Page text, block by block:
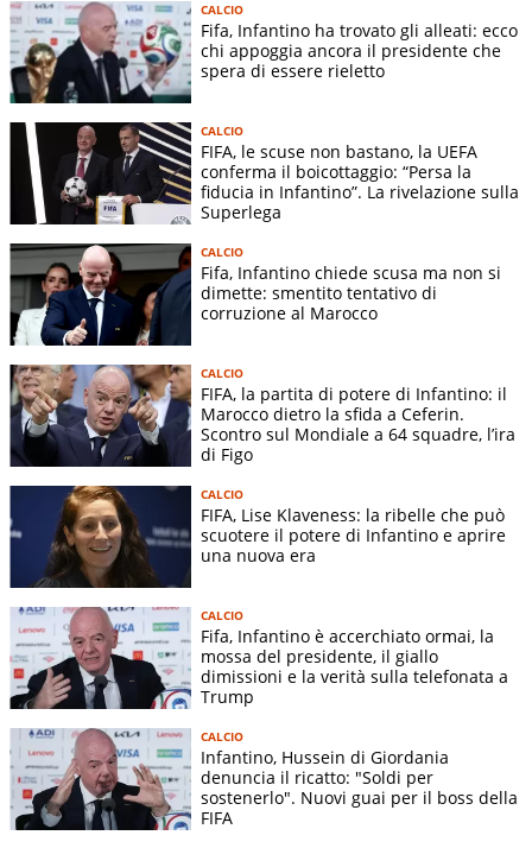
CALCIO
Fifa, Infantino ha trovato gli alleati: ecco
chi appoggia ancora il presidente che
spera di essere rieletto
CALCIO
FIFA, le scuse non bastano, la UEFA
conferma il boicottaggio: “Persa la
fiducia in Infantino”. La rivelazione sulla
Superlega
CALCIO
Fifa, Infantino chiede scusa ma non si
dimette: smentito tentativo di
corruzione al Marocco
CALCIO
FIFA, la partita di potere di Infantino: il
Marocco dietro la sfida a Ceferin.
Scontro sul Mondiale a 64 squadre, l’ira
di Figo
CALCIO
FIFA, Lise Klaveness: la ribelle che può
scuotere il potere di Infantino e aprire
una nuova era
CALCIO
Fifa, Infantino è accerchiato ormai, la
mossa del presidente, il giallo
dimissioni e la verità sulla telefonata a
Trump
CALCIO
Infantino, Hussein di Giordania
denuncia il ricatto: "Soldi per
sostenerlo". Nuovi guai per il boss della
FIFA